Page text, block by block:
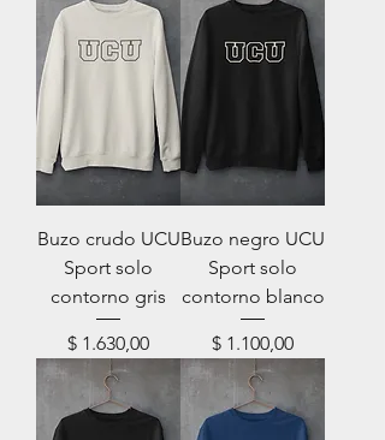
Buzo crudo UCU
Sport solo
contorno gris
Precio
$ 1.630,00
Buzo negro UCU
Sport solo
contorno blanco
Precio
$ 1.100,00